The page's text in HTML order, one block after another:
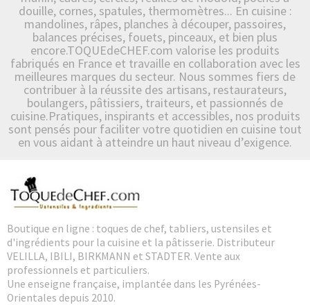
douille, cornes, spatules, thermomètres... En cuisine :
mandolines, râpes, planches à découper, passoires,
balances précises, fouets, pinceaux, et bien plus
encore.TOQUEdeCHEF.com valorise les produits
fabriqués en France et travaille en collaboration avec les
meilleures marques du secteur. Nous sommes fiers de
contribuer à la réussite des artisans, restaurateurs,
boulangers, pâtissiers, traiteurs, et passionnés de
cuisine.Pratiques, inspirants et accessibles, nos produits
sont pensés pour faciliter votre quotidien en cuisine tout
en vous aidant à atteindre un haut niveau d’exigence.
Boutique en ligne : toques de chef, tabliers, ustensiles et
d'ingrédients pour la cuisine et la pâtisserie. Distributeur
VELILLA, IBILI, BIRKMANN et STADTER. Vente aux
professionnels et particuliers.
Une enseigne française, implantée dans les Pyrénées-
Orientales depuis 2010.